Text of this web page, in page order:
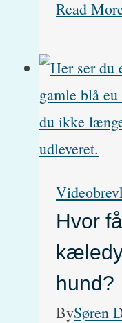
Read
Hvor
hund?
BySøren